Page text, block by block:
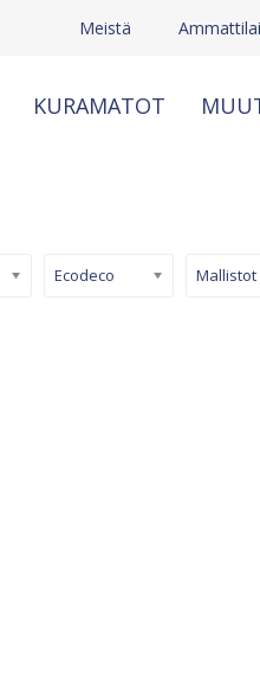
Meistä
KURAMATOT
Ecodeco Mallistot